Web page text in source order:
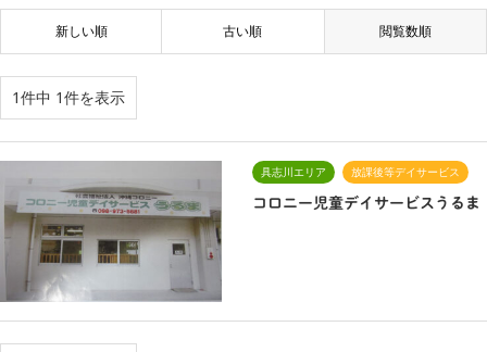
新しい順 古い順 閲覧数順
1件中 1件を表示
具志川エリア 放課後等デイサービス
コロニー児童デイサービスうるま